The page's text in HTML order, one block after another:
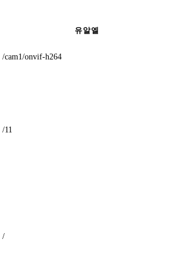
유알엘
/cam1/onvif-h264
/11
/